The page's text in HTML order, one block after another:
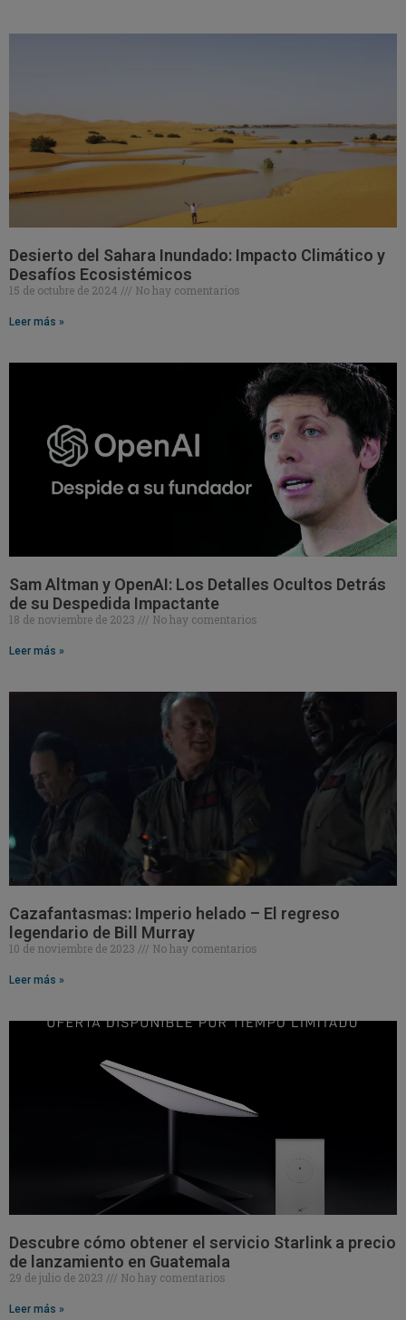
Desierto del Sahara Inundado: Impacto Climático y
Desafíos Ecosistémicos
15 de octubre de 2024 No hay comentarios
Leer más »
Sam Altman y OpenAI: Los Detalles Ocultos Detrás
de su Despedida Impactante
18 de noviembre de 2023 No hay comentarios
Leer más »
Cazafantasmas: Imperio helado – El regreso
legendario de Bill Murray
10 de noviembre de 2023 No hay comentarios
Leer más »
Descubre cómo obtener el servicio Starlink a precio
de lanzamiento en Guatemala
29 de julio de 2023 No hay comentarios
Leer más »